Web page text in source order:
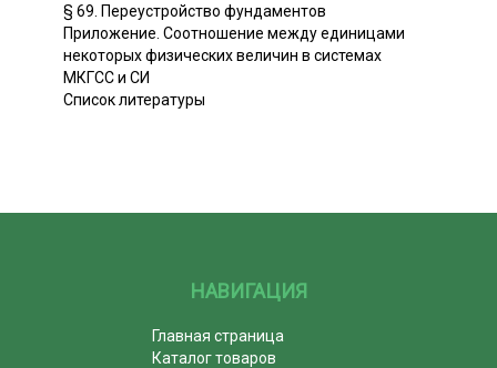
§ 69. Переустройство фундаментов
Приложение. Соотношение между единицами
некоторых физических величин в системах
МКГСС и СИ
Список литературы
НАВИГАЦИЯ
Главная страница
Каталог товаров